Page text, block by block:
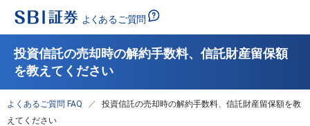
投資信託の売却時の解約手数料、信託財産留保額
を教えてください
よくあるご質問 FAQ
投資信託の売却時の解約手数料、信託財産留保額を教
えてください